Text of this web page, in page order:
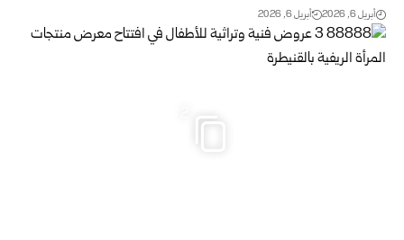
أبريل 6, 2026 أبريل 6, 2026